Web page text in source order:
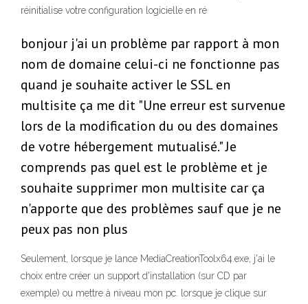
réinitialise votre configuration logicielle en ré
bonjour j'ai un problème par rapport à mon
nom de domaine celui-ci ne fonctionne pas
quand je souhaite activer le SSL en
multisite ça me dit "Une erreur est survenue
lors de la modification du ou des domaines
de votre hébergement mutualisé." Je
comprends pas quel est le problème et je
souhaite supprimer mon multisite car ça
n'apporte que des problèmes sauf que je ne
peux pas non plus
Seulement, lorsque je lance MediaCreationToolx64.exe, j'ai le
choix entre créer un support d'installation (sur CD par
exemple) ou mettre à niveau mon pc. lorsque je clique sur